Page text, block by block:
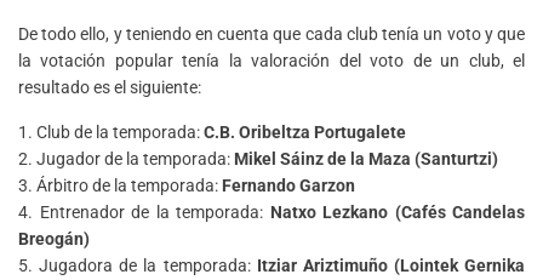
De todo ello, y teniendo en cuenta que cada club tenía un voto y que
la votación popular tenía la valoración del voto de un club, el
resultado es el siguiente:
1. Club de la temporada:C.B. Oribeltza Portugalete
2. Jugador de la temporada: Mikel Sáinz de la Maza (Santurtzi)
3. Árbitro de la temporada: Fernando Garzon
4. Entrenador de la temporada: Natxo Lezkano (Cafés Candelas
Breogán)
5. Jugadora de la temporada: Itziar Ariztimuño (Lointek Gernika